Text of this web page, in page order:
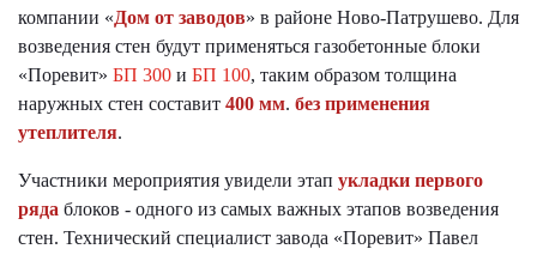
компании «Дом от заводов» в районе Ново-Патрушево. Для
возведения стен будут применяться газобетонные блоки
«Поревит» БП 300 и БП 100, таким образом толщина
наружных стен составит 400 мм. без применения
утеплителя.
Участники мероприятия увидели этап укладки первого
ряда блоков - одного из самых важных этапов возведения
стен. Технический специалист завода «Поревит» Павел